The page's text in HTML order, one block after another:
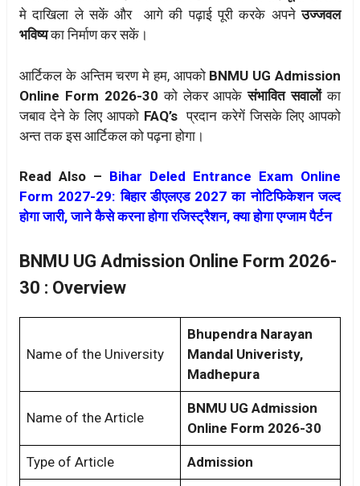
मे दाखिला ले सकें और आगे की पढ़ाई पूरी करके अपनेउज्जवल
भविष्यका निर्माण कर सकें।
आर्टिकल के अन्तिम चरण मे हम, आपको BNMU UG Admission
Online Form 2026-30 को लेकर आपके संभावित सवालोंका
जबाव देने के लिए आपकोFAQ’sप्रदान करेगें जिसके लिए आपको
अन्त तक इस आर्टिकल को पढ़ना होगा।
Read Also – Bihar Deled Entrance Exam Online
Form 2027-29: बिहार डीएलएड 2027 का नोटिफिकेशन जल्द
होगा जारी, जाने कैसे करना होगा रजिस्ट्रैशन, क्या होगा एग्जाम पैर्टन
BNMU UG Admission Online Form 2026-
30 : Overview
Name of the University
Bhupendra Narayan
Mandal Univeristy,
Madhepura
Name of the Article
BNMU UG Admission
Online Form 2026-30
Type of Article Admission